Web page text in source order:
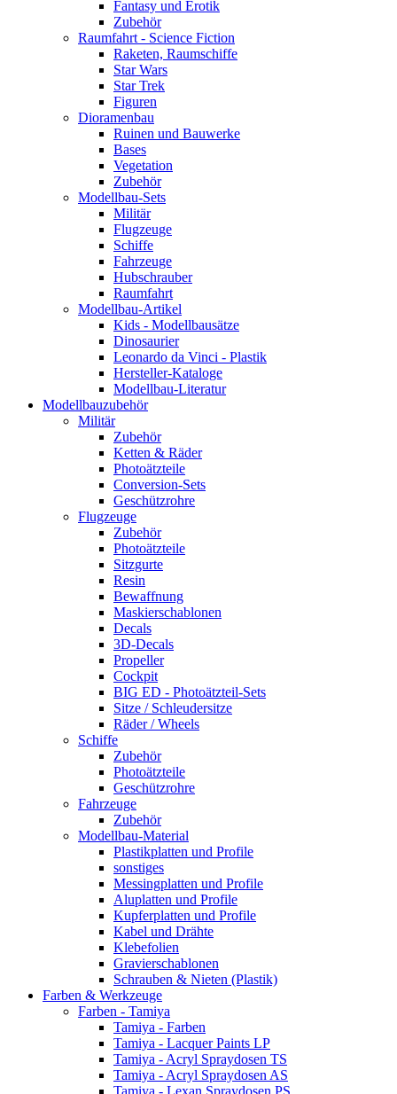
Fantasy und Erotik
Zubehör
Raumfahrt - Science Fiction
Raketen, Raumschiffe
Star Wars
Star Trek
Figuren
Dioramenbau
Ruinen und Bauwerke
Bases
Vegetation
Zubehör
Modellbau-Sets
Militär
Flugzeuge
Schiffe
Fahrzeuge
Hubschrauber
Raumfahrt
Modellbau-Artikel
Kids - Modellbausätze
Dinosaurier
Leonardo da Vinci - Plastik
Hersteller-Kataloge
Modellbau-Literatur
Modellbauzubehör
Militär
Zubehör
Ketten & Räder
Photoätzteile
Conversion-Sets
Geschützrohre
Flugzeuge
Zubehör
Photoätzteile
Sitzgurte
Resin
Bewaffnung
Maskierschablonen
Decals
3D-Decals
Propeller
Cockpit
BIG ED - Photoätzteil-Sets
Sitze / Schleudersitze
Räder / Wheels
Schiffe
Zubehör
Photoätzteile
Geschützrohre
Fahrzeuge
Zubehör
Modellbau-Material
Plastikplatten und Profile
sonstiges
Messingplatten und Profile
Aluplatten und Profile
Kupferplatten und Profile
Kabel und Drähte
Klebefolien
Gravierschablonen
Schrauben & Nieten (Plastik)
Farben & Werkzeuge
Farben - Tamiya
Tamiya - Farben
Tamiya - Lacquer Paints LP
Tamiya - Acryl Spraydosen TS
Tamiya - Acryl Spraydosen AS
Tamiya - Lexan Spraydosen PS